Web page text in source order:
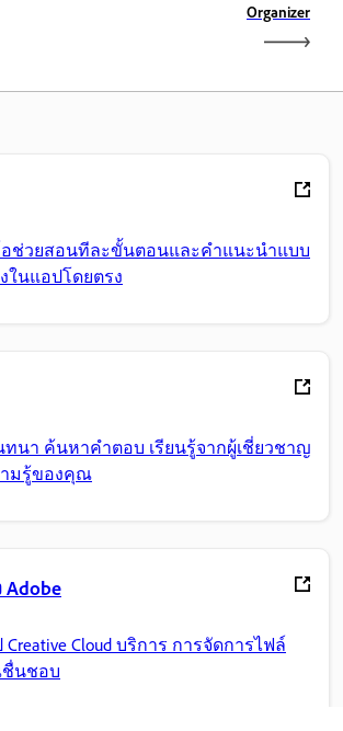
Organizer
อช่วยสอนทีละขั้นตอนและคำแนะนำแบบ
ในแอปโดยตรง
ทนา ค้นหาคำตอบ เรียนรู้จากผู้เชี่ยวชาญ
มรู้ของคุณ
Cloud บริการ การจัดการไฟล์
นชอบ